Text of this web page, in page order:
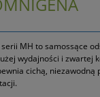
MH to samossące
wydajności i zwartej
cichą, niezawodną